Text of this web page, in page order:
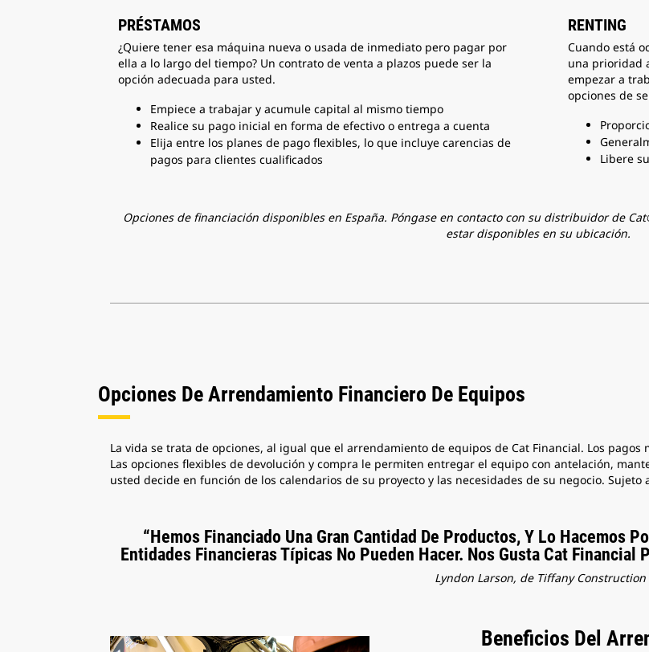
PRÉSTAMOS
¿Quiere tener esa máquina nueva o usada de inmediato pero pagar por
ella a lo largo del tiempo? Un contrato de venta a plazos puede ser la
opción adecuada para usted.
Empiece a trabajar y acumule capital al mismo tiempo
Realice su pago inicial en forma de efectivo o entrega a cuenta
Elija entre los planes de pago flexibles, lo que incluye carencias de
pagos para clientes cualificados
RENTING
Cuando está
una prioridad
empezar a
opciones de
Libere
Opciones de financiación disponibles en España. Póngase en contacto con su distribuidor de
estar disponibles en su ubicación.
Opciones De Arrendamiento Financiero De Equipos
La vida se trata de opciones, al igual que el arrendamiento de equipos de Cat Financial. Los
Las opciones flexibles de devolución y compra le permiten entregar el equipo con antelación,
usted decide en función de los calendarios de su proyecto y las necesidades de su negocio. Sujeto
“Hemos Financiado Una Gran Cantidad De Productos, Y Lo Hacemos
Entidades Financieras Típicas No Pueden Hacer. Nos Gusta Cat Financial
Lyndon Larson, de Tiffany Construction
Beneficios Del